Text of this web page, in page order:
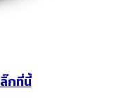
กที่นี้